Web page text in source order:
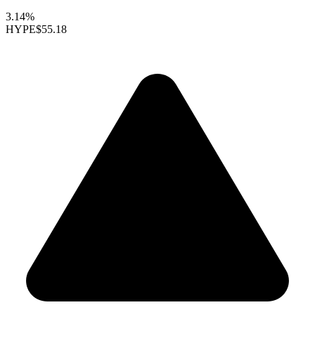
3.14%
HYPE$55.18